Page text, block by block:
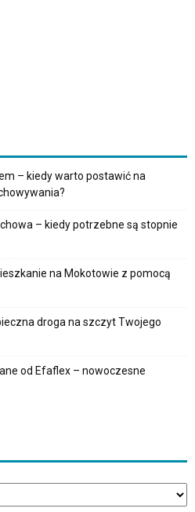
– kiedy warto postawić na
– kiedy potrzebne są stopnie
na Mokotowie z pomocą
droga na szczyt Twojego
od Efaflex – nowoczesne